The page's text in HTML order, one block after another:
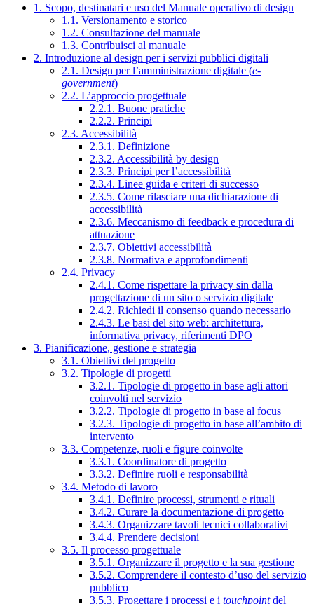
1. Scopo, destinatari e uso del Manuale operativo di design
1.1. Versionamento e storico
1.2. Consultazione del manuale
1.3. Contribuisci al manuale
2. Introduzione al design per i servizi pubblici digitali
2.1. Design per l’amministrazione digitale (e-
government)
2.2. L’approccio progettuale
2.2.1. Buone pratiche
2.2.2. Principi
2.3. Accessibilità
2.3.1. Definizione
2.3.2. Accessibilità by design
2.3.3. Principi per l’accessibilità
2.3.4. Linee guida e criteri di successo
2.3.5. Come rilasciare una dichiarazione di
accessibilità
2.3.6. Meccanismo di feedback e procedura di
attuazione
2.3.7. Obiettivi accessibilità
2.3.8. Normativa e approfondimenti
2.4. Privacy
2.4.1. Come rispettare la privacy sin dalla
progettazione di un sito o servizio digitale
2.4.2. Richiedi il consenso quando necessario
2.4.3. Le basi del sito web: architettura,
informativa privacy, riferimenti DPO
3. Pianificazione, gestione e strategia
3.1. Obiettivi del progetto
3.2. Tipologie di progetti
3.2.1. Tipologie di progetto in base agli attori
coinvolti nel servizio
3.2.2. Tipologie di progetto in base al focus
3.2.3. Tipologie di progetto in base all’ambito di
intervento
3.3. Competenze, ruoli e figure coinvolte
3.3.1. Coordinatore di progetto
3.3.2. Definire ruoli e responsabilità
3.4. Metodo di lavoro
3.4.1. Definire processi, strumenti e rituali
3.4.2. Curare la documentazione di progetto
3.4.3. Organizzare tavoli tecnici collaborativi
3.4.4. Prendere decisioni
3.5. Il processo progettuale
3.5.1. Organizzare il progetto e la sua gestione
3.5.2. Comprendere il contesto d’uso del servizio
pubblico
3.5.3. Progettare i processi e i touchpointdel